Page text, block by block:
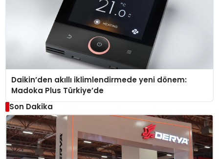
Daikin’den akıllı iklimlendirmede yeni dönem:
Madoka Plus Türkiye’de
Son Dakika